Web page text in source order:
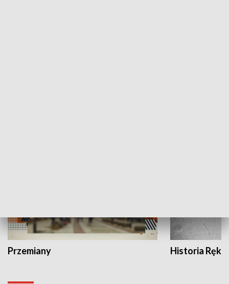
Przemiany Historia Ręką